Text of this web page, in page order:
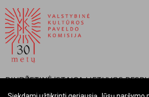
BIUDŽETINĖ ĮSTAIGA LIETUVOS
VALSTYBINĖ KULTŪROS PAVELDO